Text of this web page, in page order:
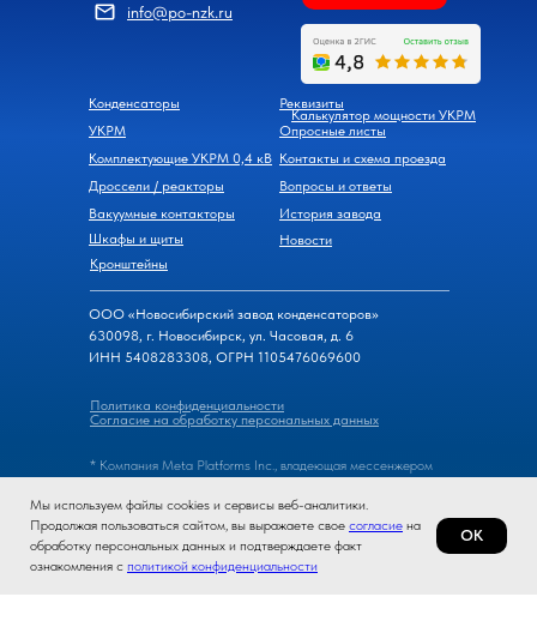
Мы используем файлы cookies и сервисы веб-аналитики.
Продолжая пользоваться сайтом, вы выражаете свое согласие на
обработку персональных данных и подтверждаете факт
ознакомления с политикой конфиденциальности
ОК
info@po-nzk.ru
Конденсаторы
УКРМ
Комплектующие УКРМ 0,4 кВ
Кронштейны
Шкафы и щиты
Вакуумные контакторы
Дроссели / реакторы
Реквизиты
Калькулятор мощности УКРМ
Опросные листы
Контакты и схема проезда
Вопросы и ответы
Новости
История завода
Согласие на обработку персональных данных
Политика конфиденциальности
* Компания Meta Platforms Inc., владеющая мессенжером
деятельность на территории России запрещена.
ООО «Новосибирский завод конденсаторов»
630098, г. Новосибирск, ул. Часовая, д. 6
ИНН 5408283308, ОГРН 1105476069600
© 2026, Новосибирский завод конденсаторов